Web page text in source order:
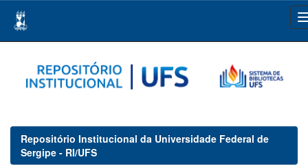
navigation
Repositório Institucional da Universidade Federal de
Sergipe - RI/UFS